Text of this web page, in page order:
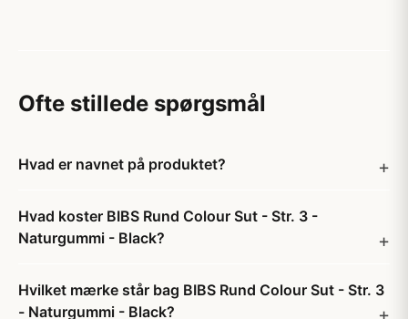
Ofte stillede spørgsmål
Hvad er navnet på produktet?
Hvad koster BIBS Rund Colour Sut - Str. 3 -
Naturgummi - Black?
Hvilket mærke står bag BIBS Rund Colour Sut - Str. 3
- Naturgummi - Black?